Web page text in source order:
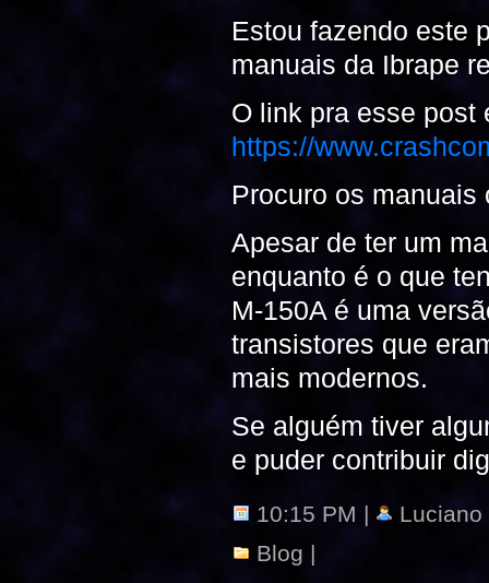
Estou fazendo este
manuais da Ibrape
O link pra esse post
https://
Procuro os
Apesar de ter um
enquanto é o que
M-150A é uma
transistores que
mais modernos.
Se alguém tiver
e puder contribuir
10:15 PM |
Blog |